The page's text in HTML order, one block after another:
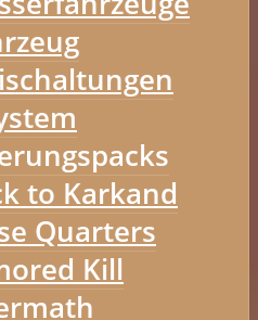
to Karkand
Quarters
Kill